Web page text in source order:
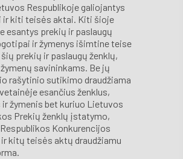
galiojantys
ir kiti teisės aktai. Kiti šioje
esantys prekių ir paslaugų
ir žymenys išimtine teise
prekių ir paslaugų ženklų,
rašytinio sutikimo draudžiama
esančius ženklus,
bet kuriuo Lietuvos
Prekių ženklų įstatymo,
Konkurencijos
kitų teisės aktų draudžiamu